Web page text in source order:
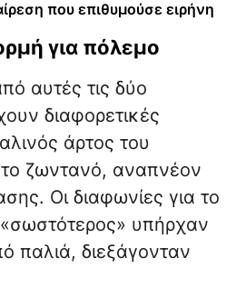
που επιθυμούσε ειρήνη
για πόλεμο
αυτές τις δύο
διαφορετικές
άρτος του
ζωντανό, αναπνέον
Οι διαφωνίες για το
«σωστότερος» υπήρχαν
παλιά, διεξάγονταν